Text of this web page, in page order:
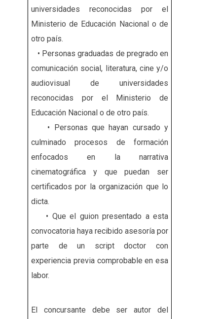
universidades reconocidas por el
Ministerio de Educación Nacional o de
otro país.
• Personas graduadas de pregrado en
comunicación social, literatura, cine y/o
audiovisual de universidades
reconocidas por el Ministerio de
Educación Nacional o de otro país.
• Personas que hayan cursado y
culminado procesos de formación
enfocados en la narrativa
cinematográfica y que puedan ser
certificados por la organización que lo
dicta.
• Que el guion presentado a esta
convocatoria haya recibido asesoría por
parte de un script doctor con
experiencia previa comprobable en esa
labor.
El concursante debe ser autor del